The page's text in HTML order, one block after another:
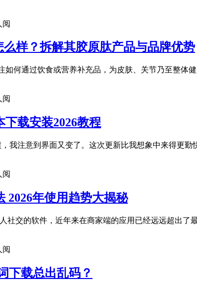
阅
样？拆解其胶原肽产品与品牌优势
如何通过饮食或营养补充品，为皮肤、关节乃至整
阅
载安装2026教程
我注意到界面又变了。这次更新比我想象中来得更
阅
2026年使用趋势大揭秘
社交的软件，近年来在商家端的应用已经远远超出
阅
下载总出乱码？